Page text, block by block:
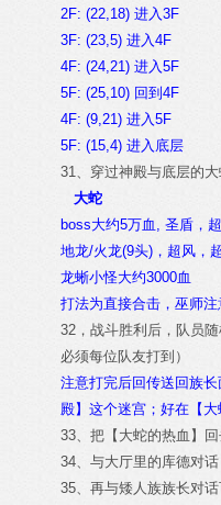
2F: (22,18) 进入3F
3F: (23,5) 进入4F
4F: (24,21) 进入5F
5F: (25,10) 回到4F
4F: (9,21) 进入5F
5F: (15,4) 进入底层
31、穿过神殿与底层的
大蛇
boss大约5万血, 圣盾，
地龙/火龙(9头)，超风，
龙蜥小怪大约3000血
打法为直接合击，巫师
32，战斗胜利后，队员
必须每位队友打到）
注意打完后回传送回族
殿】这个迷宫；好在【
33、把【大蛇的热血】
34、与大厅里的库德对话
35、再与矮人族族长对